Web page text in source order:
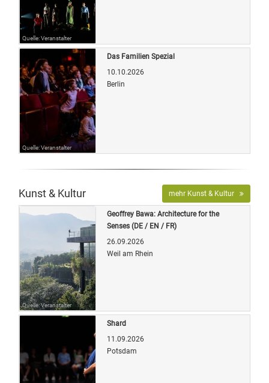
Quelle: Veranstalter
Quelle: Veranstalter
Das Familien Spezial
10.10.2026
Berlin
Kunst & Kultur mehr Kunst & Kultur
Quelle: Veranstalter
Geoffrey Bawa: Architecture for the
Senses (DE / EN / FR)
26.09.2026
Weil am Rhein
Shard
11.09.2026
Potsdam